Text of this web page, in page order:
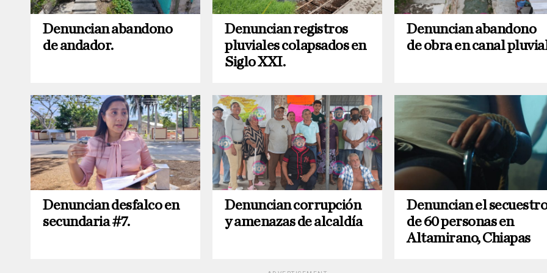
Denuncian abandono
de andador.
Denuncian registros
pluviales colapsados en
Siglo XXI.
Denuncian abandono
de obra en canal
Denuncian desfalco en
secundaria #7.
Denuncian corrupción
y amenazas de alcaldía
Denuncian el
de 60 personas en
Altamirano, Chiapas